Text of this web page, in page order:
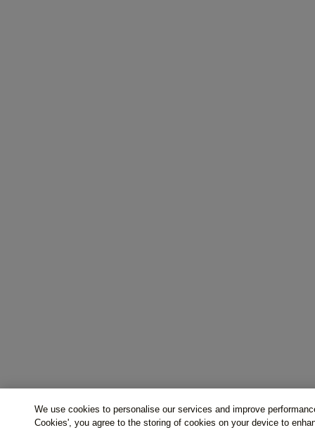
We use cookies to personalise our services and improve
Cookies', you agree to the storing of cookies on your device to